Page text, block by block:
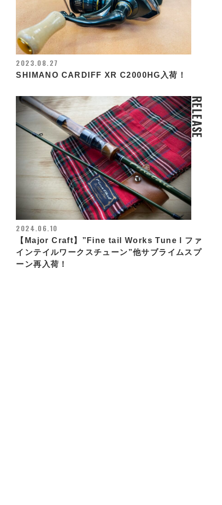
2023.08.27
SHIMANO CARDIFF XR C2000HG入荷！
RELEASE
2024.06.10
【Major Craft】”Fine tail Works Tune l ファ
インテイルワークスチューン”他サブライムスプ
ーン再入荷！